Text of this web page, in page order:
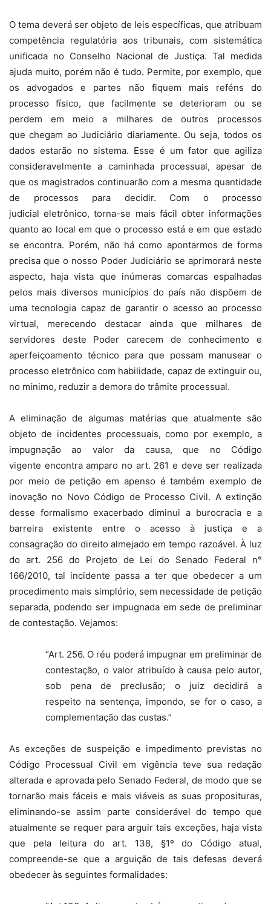
O tema deverá ser objeto de leis específicas, que atribuam
competência regulatória aos tribunais, com sistemática
unificada no Conselho Nacional de Justiça. Tal medida
ajuda muito, porém não é tudo. Permite, por exemplo, que
os advogados e partes não fiquem mais reféns do
processo físico, que facilmente se deterioram ou se
perdem em meio a milhares de outros processos
que chegam ao Judiciário diariamente. Ou seja, todos os
dados estarão no sistema. Esse é um fator que agiliza
consideravelmente a caminhada processual, apesar de
que os magistrados continuarão com a mesma quantidade
de processos para decidir. Com o processo
judicial eletrônico, torna-se mais fácil obter informações
quanto ao local em que o processo está e em que estado
se encontra. Porém, não há como apontarmos de forma
precisa que o nosso Poder Judiciário se aprimorará neste
aspecto, haja vista que inúmeras comarcas espalhadas
pelos mais diversos municípios do país não dispõem de
uma tecnologia capaz de garantir o acesso ao processo
virtual, merecendo destacar ainda que milhares de
servidores deste Poder carecem de conhecimento e
aperfeiçoamento técnico para que possam manusear o
processo eletrônico com habilidade, capaz de extinguir ou,
no mínimo, reduzir a demora do trâmite processual.
A eliminação de algumas matérias que atualmente são
objeto de incidentes processuais, como por exemplo, a
impugnação ao valor da causa, que no Código
vigente encontra amparo no art. 261 e deve ser realizada
por meio de petição em apenso é também exemplo de
inovação no Novo Código de Processo Civil. A extinção
desse formalismo exacerbado diminui a burocracia e a
barreira existente entre o acesso à justiça e a
consagração do direito almejado em tempo razoável. À luz
do art. 256 do Projeto de Lei do Senado Federal n°
166/2010, tal incidente passa a ter que obedecer a um
procedimento mais simplório, sem necessidade de petição
separada, podendo ser impugnada em sede de preliminar
de contestação. Vejamos:
“Art. 256. O réu poderá impugnar em preliminar de
contestação, o valor atribuído à causa pelo autor,
sob pena de preclusão; o juiz decidirá a
respeito na sentença, impondo, se for o caso, a
complementação das custas.”
As exceções de suspeição e impedimento previstas no
Código Processual Civil em vigência teve sua redação
alterada e aprovada pelo Senado Federal, de modo que se
tornarão mais fáceis e mais viáveis as suas proposituras,
eliminando-se assim parte considerável do tempo que
atualmente se requer para arguir tais exceções, haja vista
que pela leitura do art. 138, §1º do Código atual,
compreende-se que a arguição de tais defesas deverá
obedecer às seguintes formalidades: